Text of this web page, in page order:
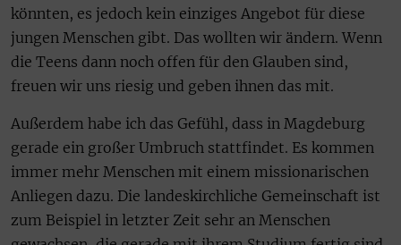
könnten, es jedoch kein einziges Angebot für diese
jungen Menschen gibt. Das wollten wir ändern. Wenn
die Teens dann noch offen für den Glauben sind,
freuen wir uns riesig und geben ihnen das mit.
Außerdem habe ich das Gefühl, dass in Magdeburg
gerade ein großer Umbruch stattfindet. Es kommen
immer mehr Menschen mit einem missionarischen
Anliegen dazu. Die landeskirchliche Gemeinschaft ist
zum Beispiel in letzter Zeit sehr an Menschen